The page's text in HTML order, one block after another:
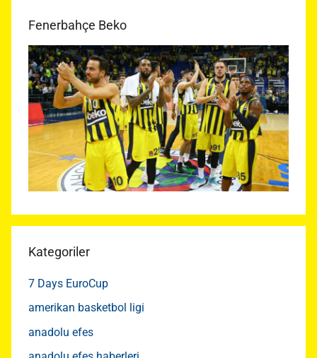
Fenerbahçe Beko
Kategoriler
7 Days EuroCup
amerikan basketbol ligi
anadolu efes